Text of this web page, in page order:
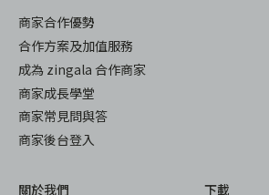
商家合作優勢
合作方案及加值服務
成為 zingala 合作商家
商家成長學堂
商家常見問與答
商家後台登入
關於我們
下載